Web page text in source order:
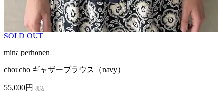
SOLD OUT
mina perhonen
choucho ギャザーブラウス（navy）
55,000円 税込